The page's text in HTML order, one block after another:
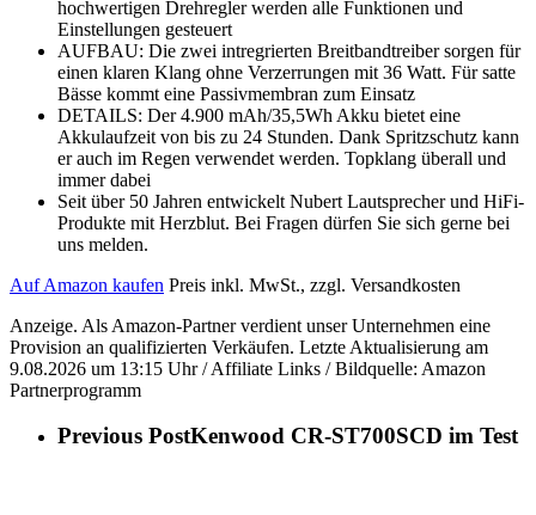
hochwertigen Drehregler werden alle Funktionen und
Einstellungen gesteuert
AUFBAU: Die zwei intregrierten Breitbandtreiber sorgen für
einen klaren Klang ohne Verzerrungen mit 36 Watt. Für satte
Bässe kommt eine Passivmembran zum Einsatz
DETAILS: Der 4.900 mAh/35,5Wh Akku bietet eine
Akkulaufzeit von bis zu 24 Stunden. Dank Spritzschutz kann
er auch im Regen verwendet werden. Topklang überall und
immer dabei
Seit über 50 Jahren entwickelt Nubert Lautsprecher und HiFi-
Produkte mit Herzblut. Bei Fragen dürfen Sie sich gerne bei
uns melden.
Auf Amazon kaufen Preis inkl. MwSt., zzgl. Versandkosten
Anzeige. Als Amazon-Partner verdient unser Unternehmen eine
Provision an qualifizierten Verkäufen. Letzte Aktualisierung am
9.08.2026 um 13:15 Uhr / Affiliate Links / Bildquelle: Amazon
Partnerprogramm
Previous PostKenwood CR-ST700SCD im Test